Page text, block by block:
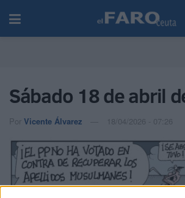
Sábado 18 de abril
Por Vicente Álvarez 18/04/2026 - 07:26